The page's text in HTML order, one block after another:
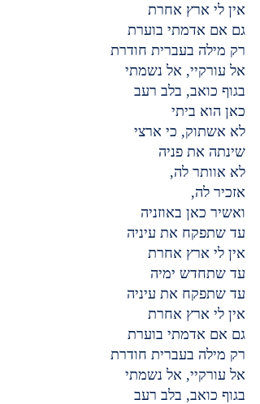
אין לי ארץ אחרת
גם אם אדמתי בוערת
רק מילה בעברית חודרת
אל עורקיי, אל נשמתי
בגוף כואב, בלב רעב
כאן הוא ביתי
לא אשתוק, כי ארצי
שינתה את פניה
לא אוותר לה,
אזכיר לה,
ואשיר כאן באוזניה
עד שתפקח את עיניה
אין לי ארץ אחרת
עד שתחדש ימיה
עד שתפקח את עיניה
אין לי ארץ אחרת
גם אם אדמתי בוערת
רק מילה בעברית חודרת
אל עורקיי, אל נשמתי
בגוף כואב, בלב רעב